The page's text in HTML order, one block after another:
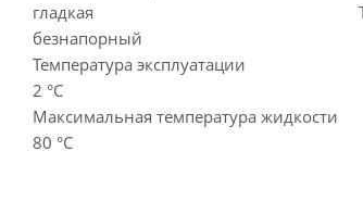
гладкая Тип
безнапорный
Температура эксплуатации
2 °C
Максимальная температура жидкости
80 °C